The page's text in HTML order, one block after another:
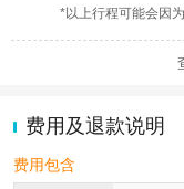
*以上行程可能会因
费用及退款说明
费用包含